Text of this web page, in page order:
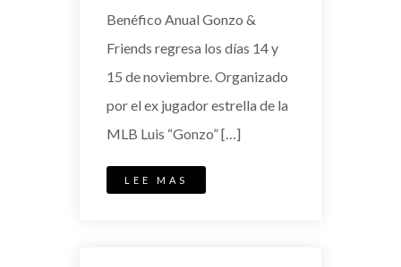
Benéfico Anual Gonzo &
Friends regresa los días 14 y
15 de noviembre. Organizado
por el ex jugador estrella de la
MLB Luis “Gonzo” […]
LEE MAS